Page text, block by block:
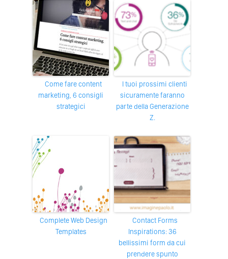
Come fare content
marketing, 6 consigli
strategici
I tuoi prossimi clienti
sicuramente faranno
parte della Generazione
Z.
Complete Web Design
Templates
Contact Forms
Inspirations: 36
bellissimi form da cui
prendere spunto